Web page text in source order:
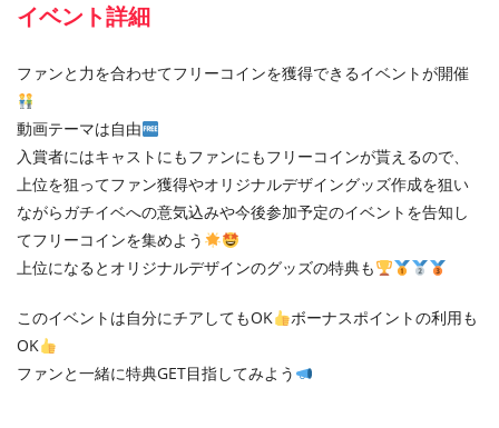
イベント詳細
ファンと力を合わせてフリーコインを獲得できるイベントが開催
動画テーマは自由
入賞者にはキャストにもファンにもフリーコインが貰えるので、
上位を狙ってファン獲得やオリジナルデザイングッズ作成を狙い
ながらガチイベへの意気込みや今後参加予定のイベントを告知し
てフリーコインを集めよう
上位になるとオリジナルデザインのグッズの特典も
このイベントは自分にチアしてもOK
ボーナスポイントの利用も
OK
ファンと一緒に特典GET目指してみよう